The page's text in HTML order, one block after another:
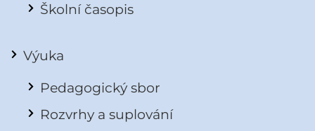
Školní časopis
Výuka
Pedagogický sbor
Rozvrhy a suplování